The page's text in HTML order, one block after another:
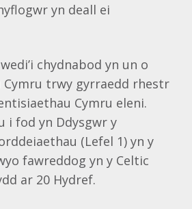
yn deall ei
chydnabod yn un o
Cymru trwy gyrraedd rhestr
Cymru eleni.
i fod yn Ddysgwr y
(Lefel 1) yn y
fawreddog yn y Celtic
ar 20 Hydref.